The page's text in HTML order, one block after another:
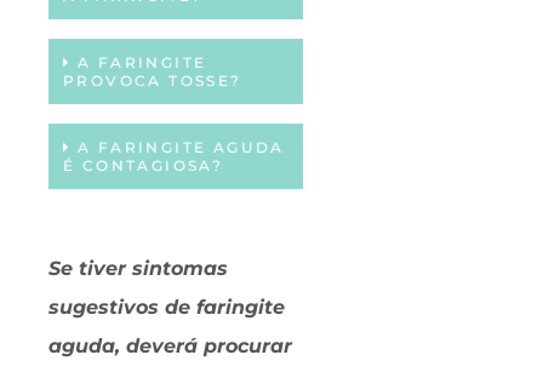
A FARINGITE
PROVOCA TOSSE?
A FARINGITE AGUDA
É CONTAGIOSA?
Se tiver sintomas
sugestivos de faringite
aguda, deverá procurar